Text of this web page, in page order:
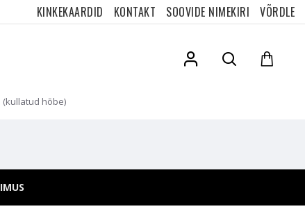
KINKEKAARDID KONTAKT SOOVIDE NIMEKIRI VÕRDLE
(kullatud hõbe)